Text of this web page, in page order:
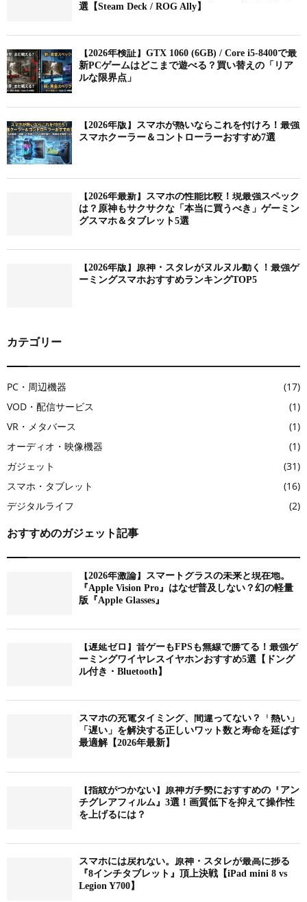
選【Steam Deck / ROG Ally】
【2026年検証】GTX 1060 (6GB) / Core i5-8400で最
新PCゲームはどこまで遊べる？買い替えの「リア
ルな限界点」
【2026年版】スマホが熱いならこれを付けろ！最強
スマホクーラー＆コントローラーおすすめ7選
【2026年最新】スマホの性能比較！現最強スペック
は？原神もサクサクな「本当に買うべき」ゲーミン
グスマホ＆タブレット5選
【2026年版】原神・スタレがヌルヌル動く！最強ゲ
ーミングスマホおすすめランキングTOP5
カテゴリー
PC・周辺機器
(17)
VOD・配信サービス
(1)
VR・メタバース
(1)
オーディオ・映像機器
(1)
ガジェット
(31)
スマホ・タブレット
(16)
デジタルライフ
(2)
おすすめのガジェット記事
【2026年激論】スマートグラスの未来と現在地。
『Apple Vision Pro』はなぜ普及しない？幻の軽量
版『Apple Glasses』
【遅延ゼロ】音ゲーもFPSも無線で勝てる！最強ゲ
ーミングワイヤレスイヤホンおすすめ5選【ドング
ル付き・Bluetooth】
スマホの充電タイミング、間違ってない？「熱い」
「遅い」を解決する正しいワット数と寿命を延ばす
最適解【2026年最新】
【指紋がつかない】原神ガチ勢におすすめの『アン
チグレアフィルム』3選！画質低下を抑えて操作性
を上げるには？
スマホには戻れない。原神・スタレが最高に捗る
『8インチタブレット』頂上決戦【iPad mini 8 vs
Legion Y700】